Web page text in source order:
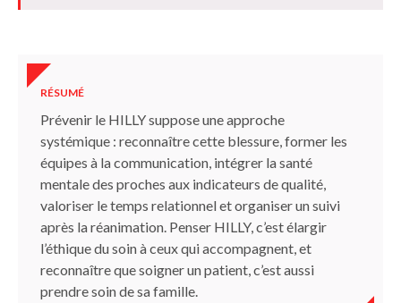
RÉSUMÉ
Prévenir le HILLY suppose une approche
systémique : reconnaître cette blessure, former les
équipes à la communication, intégrer la santé
mentale des proches aux indicateurs de qualité,
valoriser le temps relationnel et organiser un suivi
après la réanimation. Penser HILLY, c’est élargir
l’éthique du soin à ceux qui accompagnent, et
reconnaître que soigner un patient, c’est aussi
prendre soin de sa famille.